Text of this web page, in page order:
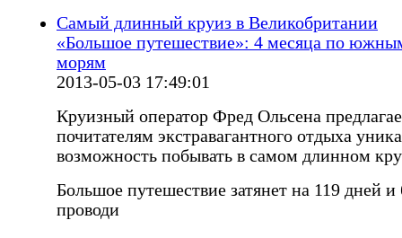
Самый длинный круиз в Великобритании
«Большое путешествие»: 4 месяца по
морям
2013-05-03 17:49:01
Круизный оператор Фред Ольсена
почитателям экстравагантного отдыха
возможность побывать в самом длинном
Большое путешествие затянет на 119 дней и
проводи